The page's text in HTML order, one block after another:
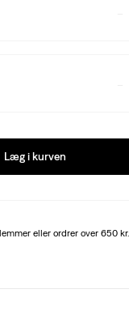
Læg i kurven
eller ordrer over 650 kr.